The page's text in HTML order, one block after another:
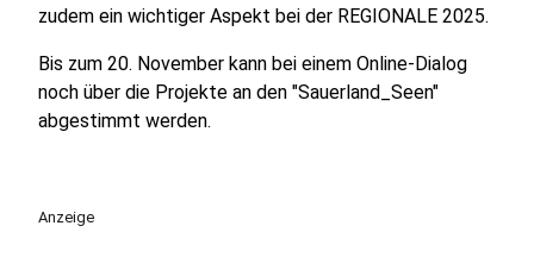
zudem ein wichtiger Aspekt bei der REGIONALE 2025.
Bis zum 20. November kann bei einem Online-Dialog
noch über die Projekte an den "Sauerland_Seen"
abgestimmt werden.
Anzeige